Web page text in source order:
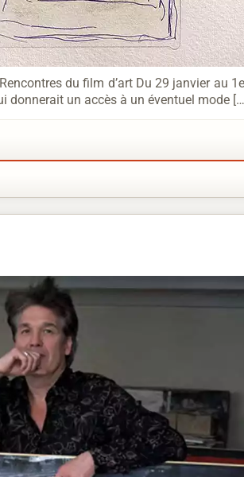
du film d’art Du 29 janvier au
donnerait un accès à un éventuel mode